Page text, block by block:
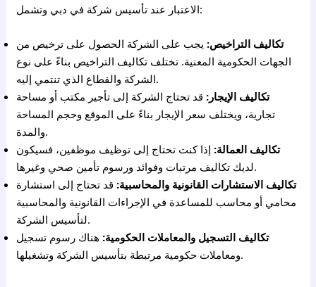
الاعتبار عند تأسيس شركة في دبي وتشمل:
تكاليف التراخيص: يجب على الشركة الحصول على ترخيص من
الجهات الحكومية المعنية. تختلف تكاليف التراخيص بناءً على نوع
الشركة والقطاع الذي تنتمي إليه.
تكاليف الإيجار: قد تحتاج الشركة إلى تأجير مكتب أو مساحة
تجارية، ويختلف سعر الإيجار بناءً على الموقع وحجم المساحة
والمدة.
تكاليف العمالة: إذا كنت تحتاج إلى توظيف موظفين، فسيكون
لديك تكاليف مرتبات وفوائد ورسوم تأمين صحي وغيرها.
تكاليف الاستشارات القانونية والمحاسبية: قد تحتاج إلى استشارة
محامي أو محاسب للمساعدة في الإجراءات القانونية والمحاسبية
لتأسيس الشركة.
تكاليف التسجيل والمعاملات الحكومية: هناك رسوم تسجيل
ومعاملات حكومية مرتبطة بتأسيس الشركة وتشغيلها.